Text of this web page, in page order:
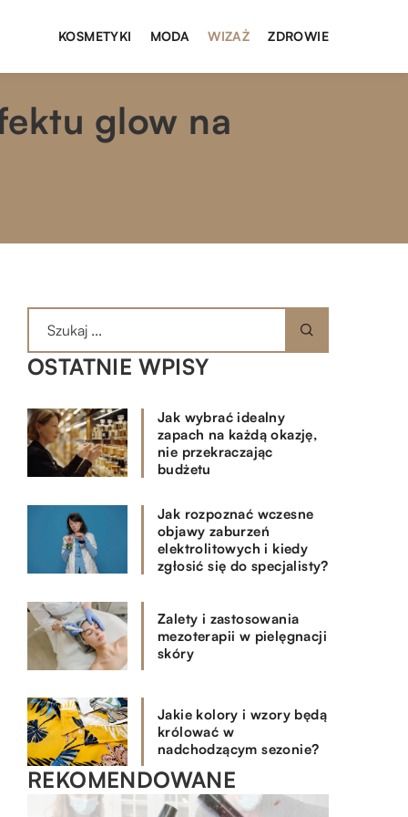
KOSMETYKI MODA WIZAŻ ZDROWIE
glow na
OSTATNIE WPISY
Jak wybrać idealny
zapach na każdą okazję,
nie przekraczając
budżetu
Jak rozpoznać wczesne
objawy zaburzeń
elektrolitowych i kiedy
zgłosić się do specjalisty?
Zalety i zastosowania
mezoterapii w pielęgnacji
skóry
Jakie kolory i wzory będą
królować w
nadchodzącym sezonie?
REKOMENDOWANE